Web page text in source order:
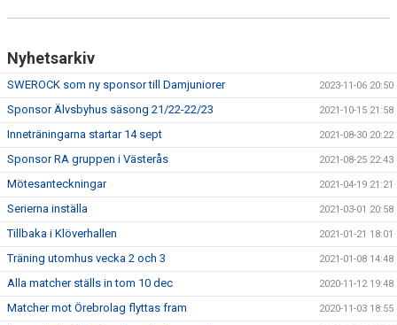
Nyhetsarkiv
SWEROCK som ny sponsor till Damjuniorer 2023-11-06 20:50
Sponsor Älvsbyhus säsong 21/22-22/23 2021-10-15 21:58
Inneträningarna startar 14 sept 2021-08-30 20:22
Sponsor RA gruppen i Västerås 2021-08-25 22:43
Mötesanteckningar 2021-04-19 21:21
Serierna inställa 2021-03-01 20:58
Tillbaka i Klöverhallen 2021-01-21 18:01
Träning utomhus vecka 2 och 3 2021-01-08 14:48
Alla matcher ställs in tom 10 dec 2020-11-12 19:48
Matcher mot Örebrolag flyttas fram 2020-11-03 18:55